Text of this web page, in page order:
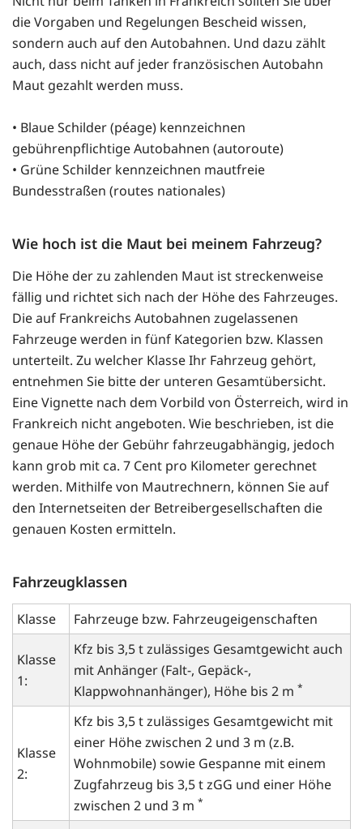
die Vorgaben und Regelungen Bescheid wissen,
sondern auch auf den Autobahnen. Und dazu zählt
auch, dass nicht auf jeder französischen Autobahn
Maut gezahlt werden muss.
• Blaue Schilder (péage) kennzeichnen
gebührenpflichtige Autobahnen (autoroute)
• Grüne Schilder kennzeichnen mautfreie
Bundesstraßen (routes nationales)
Wie hoch ist die Maut bei meinem Fahrzeug?
Die Höhe der zu zahlenden Maut ist streckenweise
fällig und richtet sich nach der Höhe des Fahrzeuges.
Die auf Frankreichs Autobahnen zugelassenen
Fahrzeuge werden in fünf Kategorien bzw. Klassen
unterteilt. Zu welcher Klasse Ihr Fahrzeug gehört,
entnehmen Sie bitte der unteren Gesamtübersicht.
Eine Vignette nach dem Vorbild von Österreich, wird in
Frankreich nicht angeboten. Wie beschrieben, ist die
genaue Höhe der Gebühr fahrzeugabhängig, jedoch
kann grob mit ca. 7 Cent pro Kilometer gerechnet
werden. Mithilfe von Mautrechnern, können Sie auf
den Internetseiten der Betreibergesellschaften die
genauen Kosten ermitteln.
Fahrzeugklassen
Klasse Fahrzeuge bzw. Fahrzeugeigenschaften
Klasse
1:
Kfz bis 3,5 t zulässiges Gesamtgewicht auch
mit Anhänger (Falt-, Gepäck-,
Klappwohnanhänger), Höhe bis 2 m *
Klasse
2:
Kfz bis 3,5 t zulässiges Gesamtgewicht mit
einer Höhe zwischen 2 und 3 m (z.B.
Wohnmobile) sowie Gespanne mit einem
Zugfahrzeug bis 3,5 t zGG und einer Höhe
zwischen 2 und 3 m *